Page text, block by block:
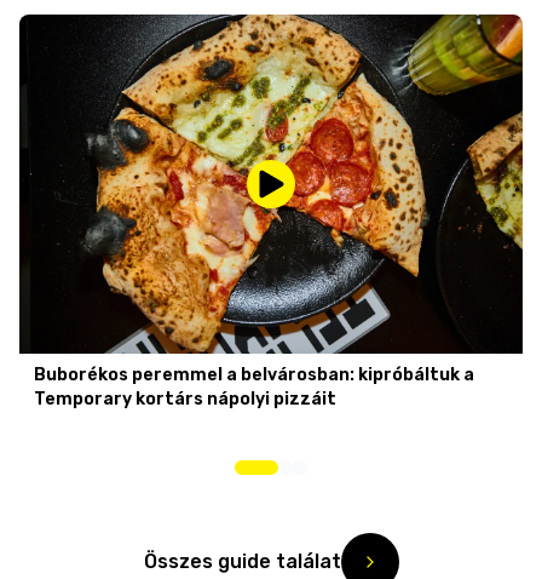
Buborékos peremmel a belvárosban: kipróbáltuk a
Temporary kortárs nápolyi pizzáit
Összes guide találat